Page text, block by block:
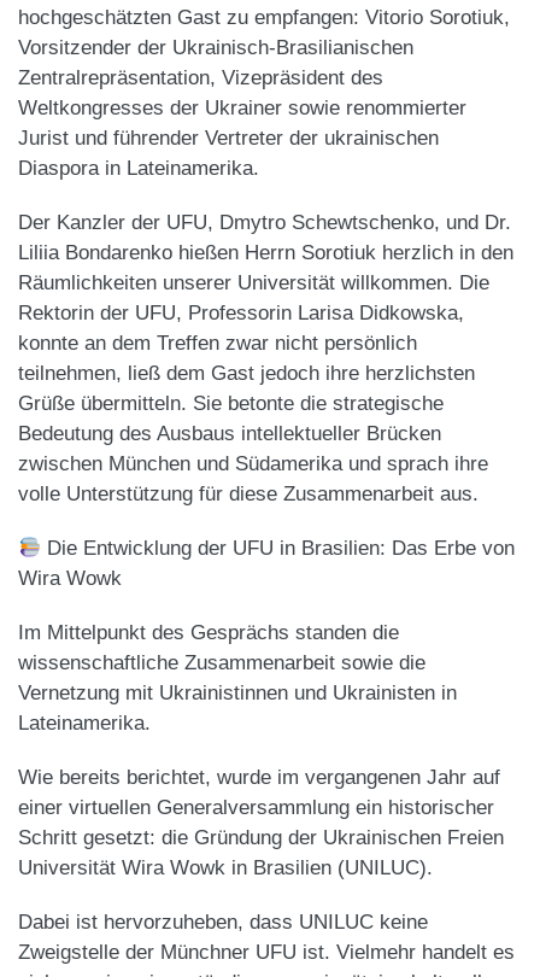
hochgeschätzten Gast zu empfangen: Vitorio Sorotiuk,
Vorsitzender der Ukrainisch-Brasilianischen
Zentralrepräsentation, Vizepräsident des
Weltkongresses der Ukrainer sowie renommierter
Jurist und führender Vertreter der ukrainischen
Diaspora in Lateinamerika.
Der Kanzler der UFU, Dmytro Schewtschenko, und Dr.
Liliia Bondarenko hießen Herrn Sorotiuk herzlich in den
Räumlichkeiten unserer Universität willkommen. Die
Rektorin der UFU, Professorin Larisa Didkowska,
konnte an dem Treffen zwar nicht persönlich
teilnehmen, ließ dem Gast jedoch ihre herzlichsten
Grüße übermitteln. Sie betonte die strategische
Bedeutung des Ausbaus intellektueller Brücken
zwischen München und Südamerika und sprach ihre
volle Unterstützung für diese Zusammenarbeit aus.
Die Entwicklung der UFU in Brasilien: Das Erbe von
Wira Wowk
Im Mittelpunkt des Gesprächs standen die
wissenschaftliche Zusammenarbeit sowie die
Vernetzung mit Ukrainistinnen und Ukrainisten in
Lateinamerika.
Wie bereits berichtet, wurde im vergangenen Jahr auf
einer virtuellen Generalversammlung ein historischer
Schritt gesetzt: die Gründung der Ukrainischen Freien
Universität Wira Wowk in Brasilien (UNILUC).
Dabei ist hervorzuheben, dass UNILUC keine
Zweigstelle der Münchner UFU ist. Vielmehr handelt es